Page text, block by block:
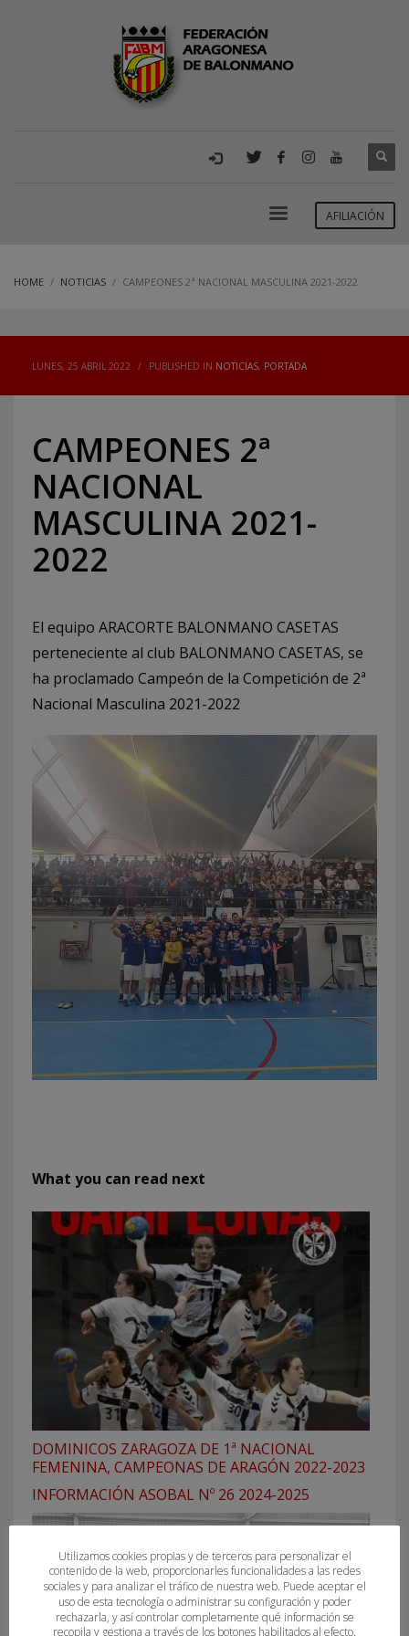
AFILIACIÓN
HOME NOTICIAS CAMPEONES 2ª NACIONAL MASCULINA 2021-2022
LUNES, 25 ABRIL 2022 / PUBLISHED IN NOTICIAS, PORTADA
CAMPEONES 2ª
NACIONAL
MASCULINA 2021-
2022
El equipo ARACORTE BALONMANO CASETAS
perteneciente al club BALONMANO CASETAS, se
ha proclamado Campeón de la Competición de 2ª
Nacional Masculina 2021-2022
What you can read next
DOMINICOS ZARAGOZA DE 1ª NACIONAL
FEMENINA, CAMPEONAS DE ARAGÓN 2022-2023
INFORMACIÓN ASOBAL Nº 26 2024-2025
Utilizamos cookies propias y de terceros para personalizar el
contenido de la web, proporcionarles funcionalidades a las redes
sociales y para analizar el tráfico de nuestra web. Puede aceptar el
uso de esta tecnología o administrar su configuración y poder
rechazarla, y así controlar completamente qué información se
recopila y gestiona a través de los botones habilitados al efecto.